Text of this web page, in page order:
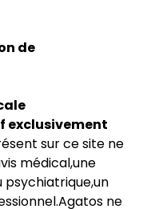
de
exclusivement
sur ce site ne
médical,une
ne